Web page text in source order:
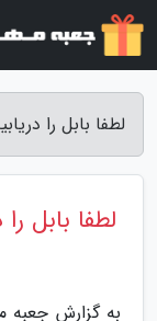
لطفا بابل را
لطفا بابل را
به گزارش جعبه